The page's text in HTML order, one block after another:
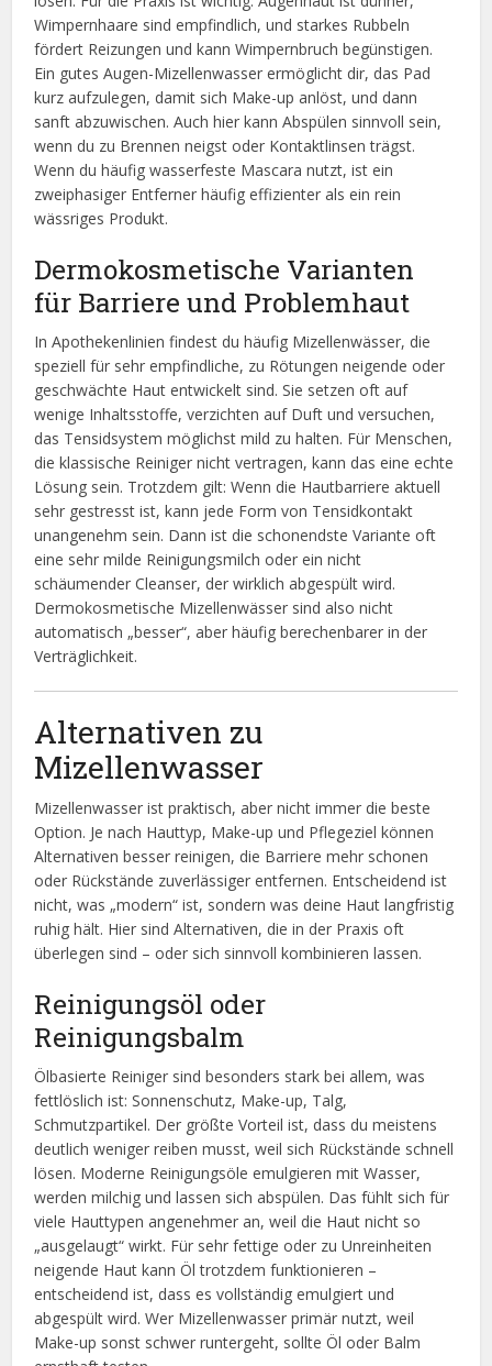
Wimpernhaare sind empfindlich, und starkes Rubbeln
fördert Reizungen und kann Wimpernbruch begünstigen.
Ein gutes Augen-Mizellenwasser ermöglicht dir, das Pad
kurz aufzulegen, damit sich Make-up anlöst, und dann
sanft abzuwischen. Auch hier kann Abspülen sinnvoll sein,
wenn du zu Brennen neigst oder Kontaktlinsen trägst.
Wenn du häufig wasserfeste Mascara nutzt, ist ein
zweiphasiger Entferner häufig effizienter als ein rein
wässriges Produkt.
Dermokosmetische Varianten
für Barriere und Problemhaut
In Apothekenlinien findest du häufig Mizellenwässer, die
speziell für sehr empfindliche, zu Rötungen neigende oder
geschwächte Haut entwickelt sind. Sie setzen oft auf
wenige Inhaltsstoffe, verzichten auf Duft und versuchen,
das Tensidsystem möglichst mild zu halten. Für Menschen,
die klassische Reiniger nicht vertragen, kann das eine echte
Lösung sein. Trotzdem gilt: Wenn die Hautbarriere aktuell
sehr gestresst ist, kann jede Form von Tensidkontakt
unangenehm sein. Dann ist die schonendste Variante oft
eine sehr milde Reinigungsmilch oder ein nicht
schäumender Cleanser, der wirklich abgespült wird.
Dermokosmetische Mizellenwässer sind also nicht
automatisch „besser“, aber häufig berechenbarer in der
Verträglichkeit.
Alternativen zu
Mizellenwasser
Mizellenwasser ist praktisch, aber nicht immer die beste
Option. Je nach Hauttyp, Make-up und Pflegeziel können
Alternativen besser reinigen, die Barriere mehr schonen
oder Rückstände zuverlässiger entfernen. Entscheidend ist
nicht, was „modern“ ist, sondern was deine Haut langfristig
ruhig hält. Hier sind Alternativen, die in der Praxis oft
überlegen sind – oder sich sinnvoll kombinieren lassen.
Reinigungsöl oder
Reinigungsbalm
Ölbasierte Reiniger sind besonders stark bei allem, was
fettlöslich ist: Sonnenschutz, Make-up, Talg,
Schmutzpartikel. Der größte Vorteil ist, dass du meistens
deutlich weniger reiben musst, weil sich Rückstände schnell
lösen. Moderne Reinigungsöle emulgieren mit Wasser,
werden milchig und lassen sich abspülen. Das fühlt sich für
viele Hauttypen angenehmer an, weil die Haut nicht so
„ausgelaugt“ wirkt. Für sehr fettige oder zu Unreinheiten
neigende Haut kann Öl trotzdem funktionieren –
entscheidend ist, dass es vollständig emulgiert und
abgespült wird. Wer Mizellenwasser primär nutzt, weil
Make-up sonst schwer runtergeht, sollte Öl oder Balm